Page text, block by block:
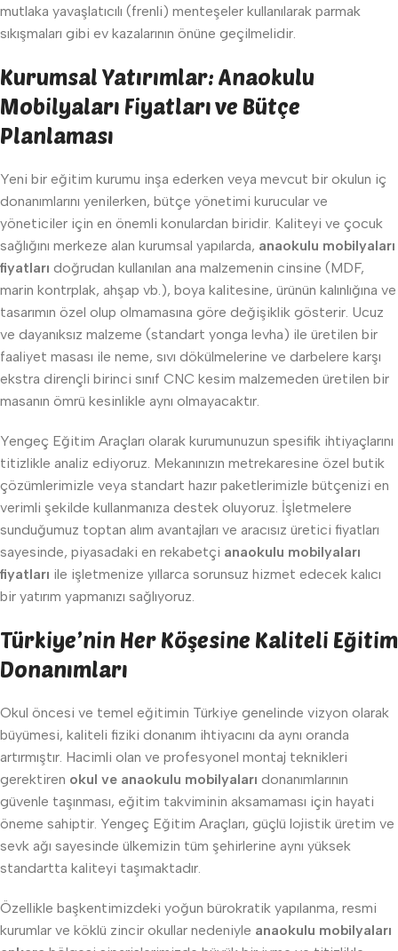
mutlaka yavaşlatıcılı (frenli) menteşeler kullanılarak parmak
sıkışmaları gibi ev kazalarının önüne geçilmelidir.
Kurumsal Yatırımlar: Anaokulu
Mobilyaları Fiyatları ve Bütçe
Planlaması
Yeni bir eğitim kurumu inşa ederken veya mevcut bir okulun iç
donanımlarını yenilerken, bütçe yönetimi kurucular ve
yöneticiler için en önemli konulardan biridir. Kaliteyi ve çocuk
sağlığını merkeze alan kurumsal yapılarda, anaokulu mobilyaları
fiyatları doğrudan kullanılan ana malzemenin cinsine (MDF,
marin kontrplak, ahşap vb.), boya kalitesine, ürünün kalınlığına ve
tasarımın özel olup olmamasına göre değişiklik gösterir. Ucuz
ve dayanıksız malzeme (standart yonga levha) ile üretilen bir
faaliyet masası ile neme, sıvı dökülmelerine ve darbelere karşı
ekstra dirençli birinci sınıf CNC kesim malzemeden üretilen bir
masanın ömrü kesinlikle aynı olmayacaktır.
Yengeç Eğitim Araçları olarak kurumunuzun spesifik ihtiyaçlarını
titizlikle analiz ediyoruz. Mekanınızın metrekaresine özel butik
çözümlerimizle veya standart hazır paketlerimizle bütçenizi en
verimli şekilde kullanmanıza destek oluyoruz. İşletmelere
sunduğumuz toptan alım avantajları ve aracısız üretici fiyatları
sayesinde, piyasadaki en rekabetçi anaokulu mobilyaları
fiyatları ile işletmenize yıllarca sorunsuz hizmet edecek kalıcı
bir yatırım yapmanızı sağlıyoruz.
Türkiye’nin Her Köşesine Kaliteli Eğitim
Donanımları
Okul öncesi ve temel eğitimin Türkiye genelinde vizyon olarak
büyümesi, kaliteli fiziki donanım ihtiyacını da aynı oranda
artırmıştır. Hacimli olan ve profesyonel montaj teknikleri
gerektiren okul ve anaokulu mobilyaları donanımlarının
güvenle taşınması, eğitim takviminin aksamaması için hayati
öneme sahiptir. Yengeç Eğitim Araçları, güçlü lojistik üretim ve
sevk ağı sayesinde ülkemizin tüm şehirlerine aynı yüksek
standartta kaliteyi taşımaktadır.
Özellikle başkentimizdeki yoğun bürokratik yapılanma, resmi
kurumlar ve köklü zincir okullar nedeniyle anaokulu mobilyaları